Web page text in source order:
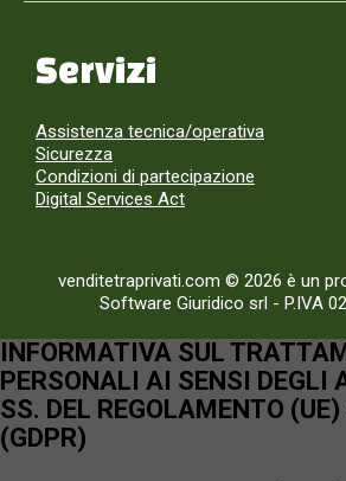
Servizi
Assistenza tecnica/operativa
Sicurezza
Condizioni di partecipazione
Digital Services Act
venditetraprivati.com © 2026 è un
Software Giuridico srl - P.IVA
INFORMATIVA SUL
PERSONALI AI SENSI DEGLI
SS. DEL REGOLAMENTO
(GDPR)